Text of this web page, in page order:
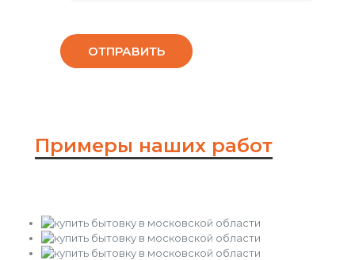
Примеры наших работ